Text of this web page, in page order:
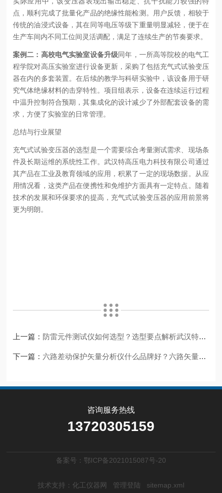
点，顺利完成了批量化产品的绝缘性能检测。用户反馈，相较于
传统的油浸式设备，其在同等电压等级下重量明显减轻，便于在
生产车间内不同工位间灵活调配，满足了连续生产的节奏要求。
案例二：高校电气实验室设备升级同年，一所高等院校的电气工
程学院对高压实验室进行设备更新，采购了包括充气式试验变压
器在内的多套装置。在后续的教学与科研实验中，该设备用于研
究气体绝缘材料的击穿特性。项目组表示，设备在连续运行过程
中温升控制符合预期，其集成化的设计减少了外部配套设备的需
求，方便了实验室的日常管理。
总结与行业展望
充气式试验变压器的选型是一个需要综合考量测试需求、现场条
件及长期运维的系统性工作。武汉特高压电力科技有限公司通过
其产品在工业及教育领域的应用，积累了一定的现场数据。从应
用情况看，这类产品在便携性和免维护方面具有一定特点。随着
技术的发展和环保要求的提高，充气式试验变压器的应用前景将
更为明朗。
上一篇： 防雷元件测试仪如何选型？选型要点解析武汉特高压电力科技的产品视角
下一篇： 六路差动保护矢量分析仪什么品牌好？六路矢量分析仪的选型思考
咨询服务热线
13720305159
备案号：鄂ICP备2021015087号-20
技术支持： 化工仪器网 管理登陆 sitemap.xml